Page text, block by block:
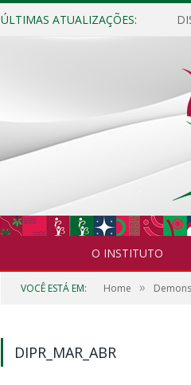
ÚLTIMAS ATUALIZAÇÕES:
O INSTITUTO
VOCÊ ESTÁ EM: Home »
DIPR_MAR_ABR